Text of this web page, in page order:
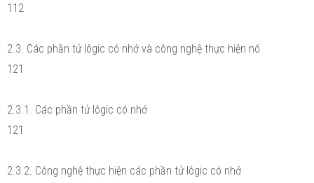
112
2.3. Các phần tử lôgic có nhớ và công nghệ thực hiện nó
121
2.3.1. Các phần tử lôgic có nhớ
121
2.3.2. Công nghệ thực hiện các phần tử lôgic có nhớ